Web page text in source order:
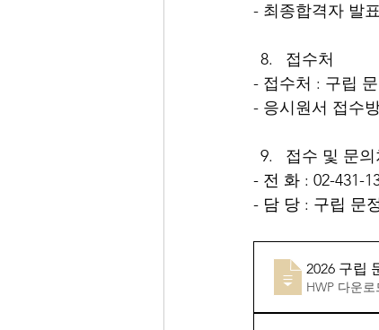
- 최종합격자 발
접수처
- 접수처 : 구립
- 응시원서 접수
접수 및 문의
- 전 화 : 02-431-
- 담 당 : 구립 문
2026 구립
HWP 다운로